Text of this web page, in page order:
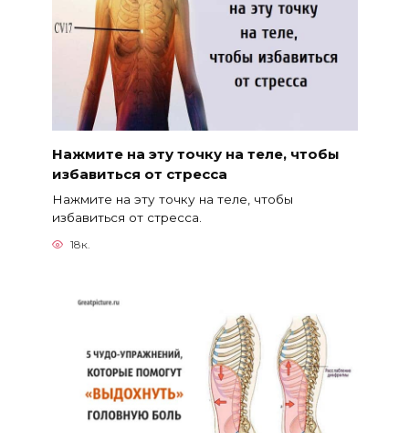
Нажмите на эту точку на теле, чтобы
избавиться от стресса
Нажмите на эту точку на теле, чтобы
избавиться от стресса.
18к.